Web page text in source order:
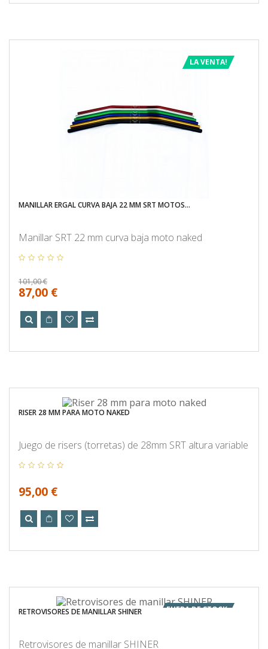
LA VENTA!
MANILLAR ERGAL CURVA BAJA 22 MM SRT MOTOS...
Manillar SRT 22 mm curva baja moto naked
101,00 €
87,00 €
RISER 28 MM PARA MOTO NAKED
Juego de risers (torretas) de 28mm SRT altura variable
95,00 €
FUERA DE STOCK
RETROVISORES DE MANILLAR SHINER
Retrovisores de manillar SHINER